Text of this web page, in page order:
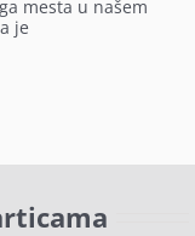
mesta u našem
je